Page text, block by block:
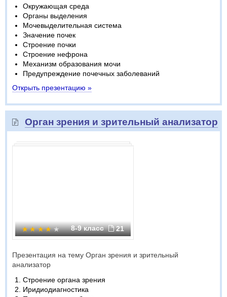
Окружающая среда
Органы выделения
Мочевыделительная система
Значение почек
Строение почки
Строение нефрона
Механизм образования мочи
Предупреждение почечных заболеваний
Открыть презентацию »
Орган зрения и зрительный анализатор
8-9 класс 21
Презентация на тему Орган зрения и зрительный
анализатор
Строение органа зрения
Иридиодиагностика